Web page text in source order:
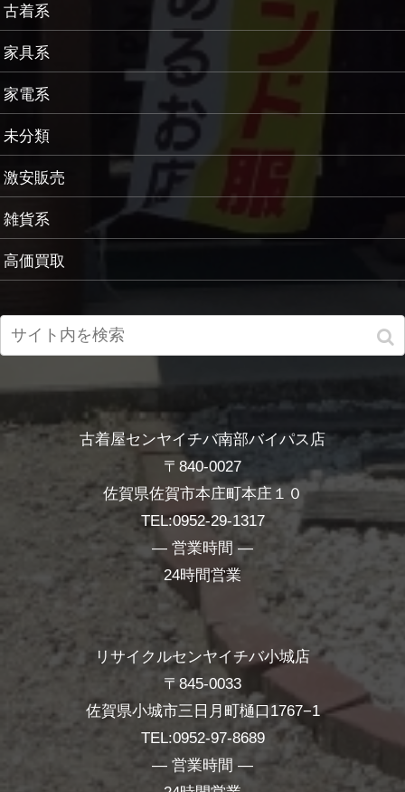
古着系
家具系
家電系
未分類
激安販売
雑貨系
高価買取
古着屋センヤイチバ南部バイパス店
〒840-0027
佐賀県佐賀市本庄町本庄１０
TEL:0952-29-1317
― 営業時間 ―
24時間営業
リサイクルセンヤイチバ小城店
〒845-0033
佐賀県小城市三日月町樋口1767−1
TEL:0952-97-8689
― 営業時間 ―